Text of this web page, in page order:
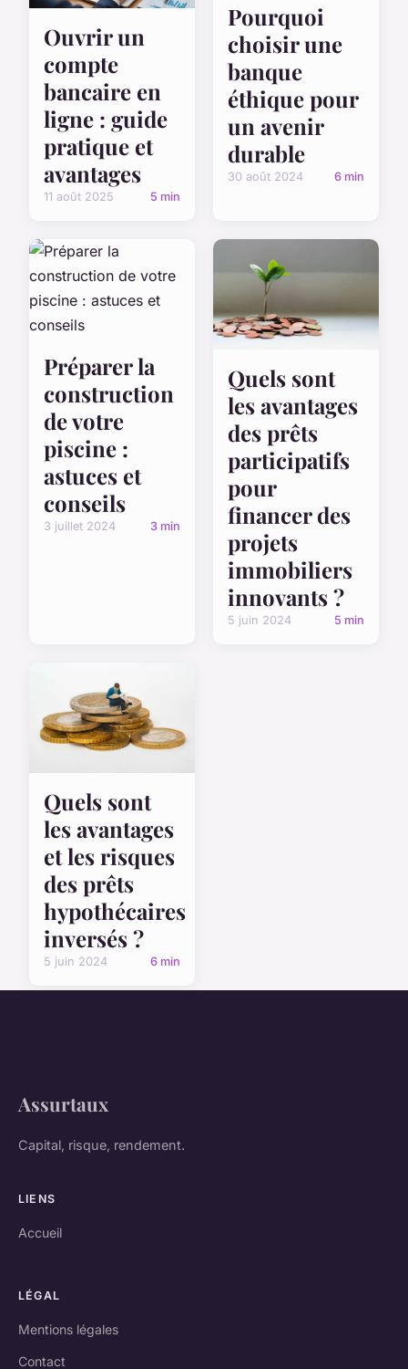
Ouvrir un
compte
bancaire en
ligne : guide
pratique et
avantages
11 août 2025 5 min
Pourquoi
choisir une
banque
éthique pour
un avenir
durable
30 août 2024 6 min
Préparer la
construction
de votre
piscine :
astuces et
conseils
3 juillet 2024 3 min
Quels sont
les avantages
des prêts
participatifs
pour
financer des
projets
immobiliers
innovants ?
5 juin 2024 5 min
Quels sont
les avantages
et les risques
des prêts
hypothécaires
inversés ?
5 juin 2024 6 min
Assurtaux
Capital, risque, rendement.
LIENS
Accueil
LÉGAL
Mentions légales
Contact